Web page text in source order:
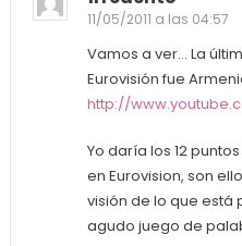
11/05/2011 a las 04:57
Vamos a ver… La
Eurovisión fue
http://
Yo daría los 12
en Eurovision, son
visión de lo que está
agudo juego de